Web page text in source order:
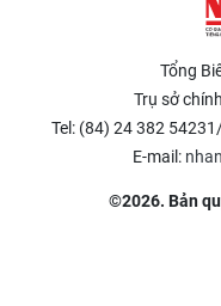
Tổng
Trụ sở
Tel: (84) 24 382
E-mail:
©2026. Bản